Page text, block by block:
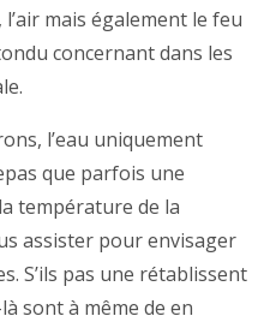
mais également le feu
concernant dans les
l’eau uniquement
que parfois une
température de la
assister pour envisager
S’ils pas une rétablissent
sont à même de en